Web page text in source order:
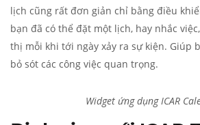
lịch cũng rất đơn giản chỉ bằng điều
bạn đã có thể đặt một lịch, hay nhắc
thị mỗi khi tới ngày xảy ra sự kiện. Giúp
bỏ sót các công việc quan trọng.
Widget ứng dụng ICAR